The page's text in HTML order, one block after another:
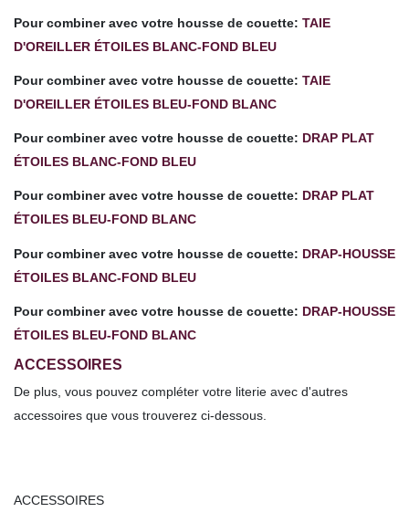
Pour combiner avec votre housse de couette: TAIE
D'OREILLER ÉTOILES BLANC-FOND BLEU
Pour combiner avec votre housse de couette: TAIE
D'OREILLER ÉTOILES BLEU-FOND BLANC
Pour combiner avec votre housse de couette: DRAP PLAT
ÉTOILES BLANC-FOND BLEU
Pour combiner avec votre housse de couette: DRAP PLAT
ÉTOILES BLEU-FOND BLANC
Pour combiner avec votre housse de couette: DRAP-HOUSSE
ÉTOILES BLANC-FOND BLEU
Pour combiner avec votre housse de couette: DRAP-HOUSSE
ÉTOILES BLEU-FOND BLANC
ACCESSOIRES
De plus, vous pouvez compléter votre literie avec d'autres
accessoires que vous trouverez ci-dessous.
ACCESSOIRES